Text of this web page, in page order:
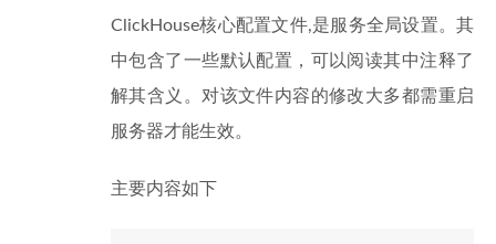
ClickHouse核心配置文件,是服务全局设置。其
中包含了一些默认配置，可以阅读其中注释了
解其含义。对该文件内容的修改大多都需重启
服务器才能生效。
主要内容如下